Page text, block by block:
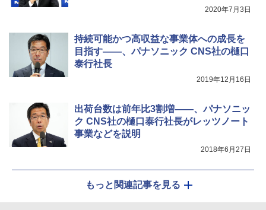
2020年7月3日
持続可能かつ高収益な事業体への成長を
目指す――、パナソニック CNS社の樋口
泰行社長
2019年12月16日
出荷台数は前年比3割増――、パナソニッ
ク CNS社の樋口泰行社長がレッツノート
事業などを説明
2018年6月27日
もっと関連記事を見る